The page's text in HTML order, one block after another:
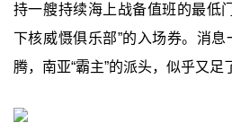
持一艘持续海上战备值班的最低
下核威慑俱乐部”的入场券。消
腾，南亚“霸主”的派头，似乎又足